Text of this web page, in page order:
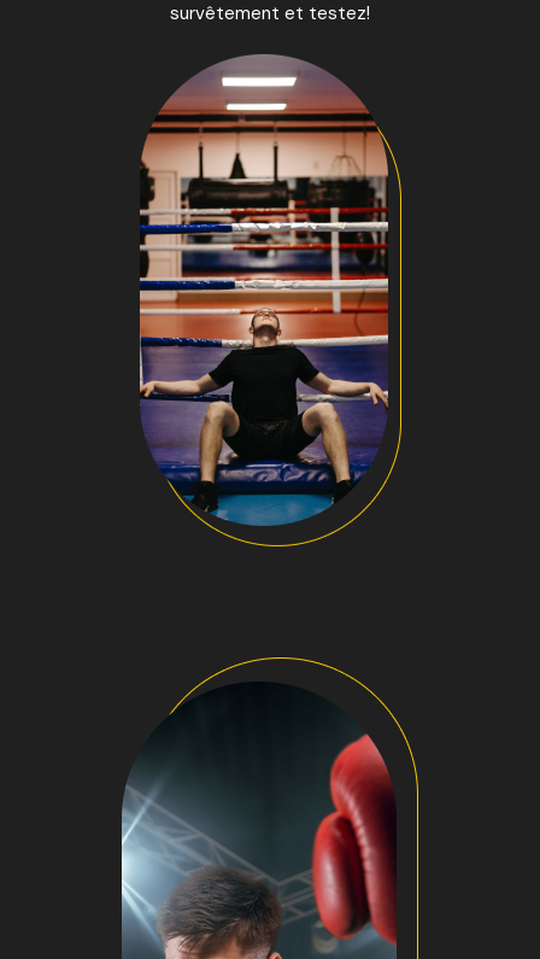
survêtement et testez!